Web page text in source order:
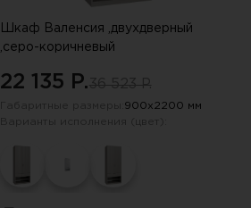
Шкаф Валенсия ,двухдверный
,серо-коричневый
22 135 P.
900х2200 мм